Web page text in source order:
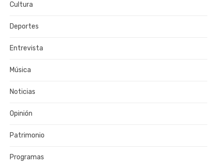
Cultura
Deportes
Entrevista
Música
Noticias
Opinión
Patrimonio
Programas